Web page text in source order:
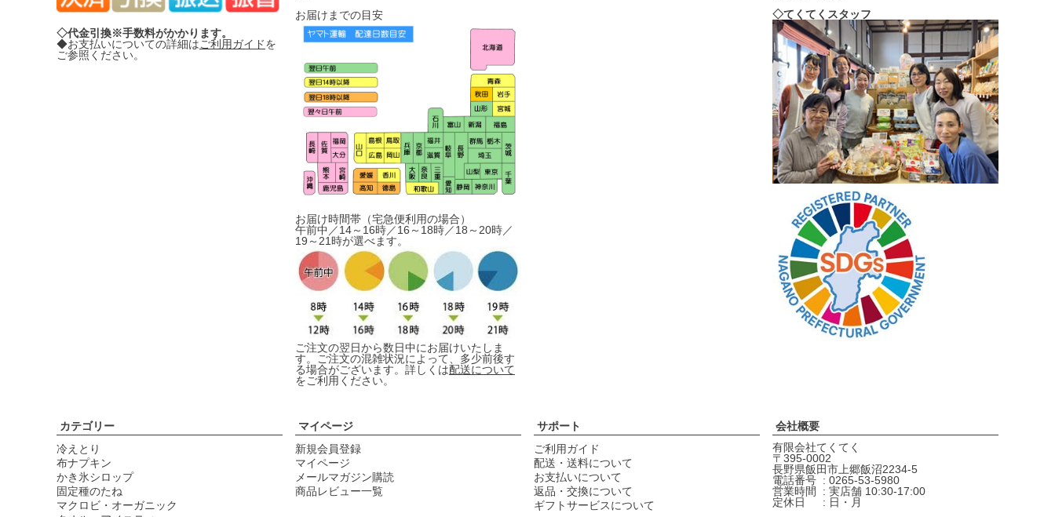
◇代金引換※手数料がかかります。
◆お支払いについての詳細はご利用ガイドを
ご参照ください。
お届けまでの目安
お届け時間帯（宅急便利用の場合）
午前中／14～16時／16～18時／18～20時／
19～21時が選べます。
ご注文の翌日から数日中にお届けいたしま
す。ご注文の混雑状況によって、多少前後す
る場合がございます。詳しくは配送について
をご利用ください。
◇てくてくスタッフ
カテゴリー
冷えとり
布ナプキン
かき氷シロップ
固定種のたね
マクロビ・オーガニック
マイページ
新規会員登録
マイページ
メールマガジン購読
商品レビュー一覧
サポート
ご利用ガイド
配送・送料について
お支払いについて
返品・交換について
ギフトサービスについて
会社概要
有限会社てくてく
395-0002
長野県飯田市上郷飯沼2234-5
電話番号
0265-53-5980
営業時間
実店舗 10:30-17:00
定休日
日・月